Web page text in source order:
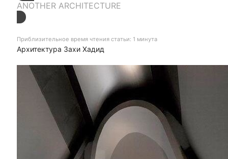
ANOTHER ARCHITECTURE
Приблизительное время чтения статьи: 1 минута
Архитектура Захи Хадид